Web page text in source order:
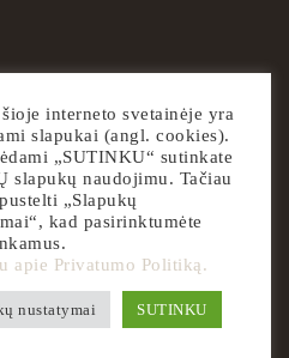
ingrilspa.com
interneto svetainėje yra
slapukai (angl. cookies).
„SUTINKU“ sutinkate
slapukų naudojimu. Tačiau
„Slapukų
kad pasirinktumėte
apie Privatumo Politiką.
nustatymai SUTINKU